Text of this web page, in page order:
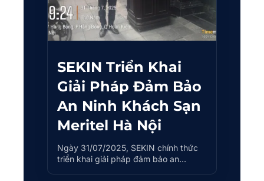
SEKIN Triển Khai
Giải Pháp Đảm Bảo
An Ninh Khách Sạn
Meritel Hà Nội
Ngày 31/07/2025, SEKIN chính thức
triển khai giải pháp đảm bảo an…